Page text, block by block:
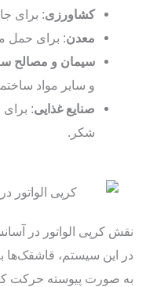
کشاورزی: برای
معدن: برای حمل
سیمان و مصالح
و سایر مواد
صنایع غذایی: برای
شکر.
نقش کرپی الواتور در
در این سیستم، قاشقک‌ها
به صورت پیوسته حرکت